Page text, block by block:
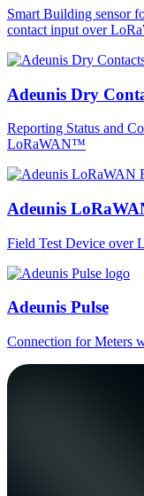
Smart Building sensor
contact input over
Adeunis Dry
Reporting Status and
LoRaWAN™
Adeunis
Field Test Device
Adeunis Pulse
Connection for Meters